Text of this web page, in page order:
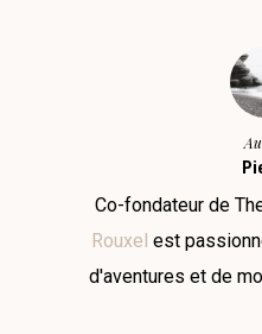
Co-fondateur de
Rouxel est
d'aventures et de